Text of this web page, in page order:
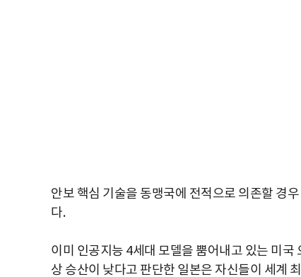
안보 핵심 기술을 동맹국에 전적으로 의존할 경
다.
이미 인공지능 4세대 모델을 뿜어내고 있는 미
상 승산이 낮다고 판단한 일본은 자신들이 세계